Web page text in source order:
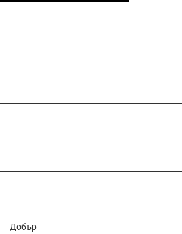
Добър